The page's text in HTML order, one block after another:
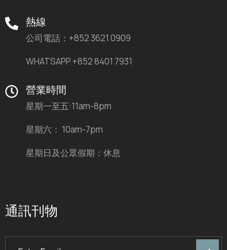
熱線
公司電話：+852 3621 0909
WHATSAPP +852 8401 7931
營業時間
星期一至五:11am-8pm
星期六： 10am-7pm
星期日及公眾假期：休息
通訊刊物